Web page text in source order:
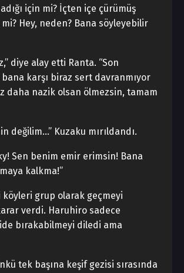
için mi? İçten içe çürümüş
Hey, neden? Bana söyleyebilir
diye alay etti Ranta. “Son
karşı biraz sert davranmıyor
daha nazik olsan ölmezsin, tamam
değilim…” Kuzaku mırıldandı.
Sen benim emir erimsin! Bana
kalkma!”
köyleri grup olarak geçmeyi
verdi. Haruhiro sadece
bırakabilmeyi diledi ama
tek başına keşif gezisi sırasında